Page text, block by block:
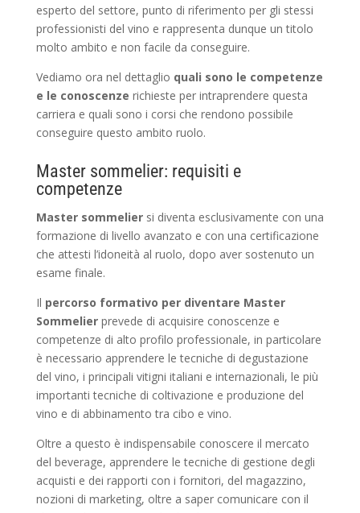
esperto del settore, punto di riferimento per gli stessi
professionisti del vino e rappresenta dunque un titolo
molto ambito e non facile da conseguire.
Vediamo ora nel dettaglio quali sono le competenze
e le conoscenze richieste per intraprendere questa
carriera e quali sono i corsi che rendono possibile
conseguire questo ambito ruolo.
Master sommelier: requisiti e
competenze
Master sommeliersi diventa esclusivamente con una
formazione di livello avanzato e con una certificazione
che attesti l’idoneità al ruolo, dopo aver sostenuto un
esame finale.
Il percorso formativo per diventare Master
Sommelierprevede di acquisire conoscenze e
competenze di alto profilo professionale, in particolare
è necessario apprendere le tecniche di degustazione
del vino, i principali vitigni italiani e internazionali, le più
importanti tecniche di coltivazione e produzione del
vino e di abbinamento tra cibo e vino.
Oltre a questo è indispensabile conoscere il mercato
del beverage, apprendere le tecniche di gestione degli
acquisti e dei rapporti con i fornitori, del magazzino,
nozioni di marketing, oltre a saper comunicare con il